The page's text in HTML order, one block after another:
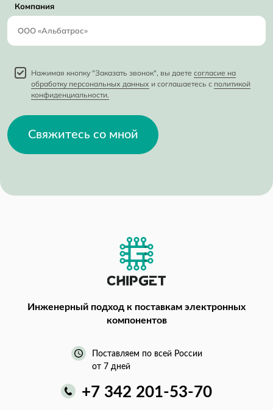
Компания
Нажимая кнопку "Заказать звонок", вы даете согласие на
обработку персональных данных и соглашаетесь с политикой
конфиденциальности.
Свяжитесь со мной
Инженерный подход к поставкам электронных
компонентов
Поставляем по всей России
от 7 дней
+7 342 201-53-70